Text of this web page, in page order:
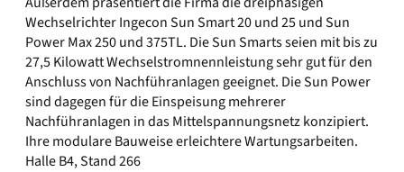
Wechselrichter Ingecon Sun Smart 20 und 25 und Sun
Power Max 250 und 375TL. Die Sun Smarts seien mit bis zu
27,5 Kilowatt Wechselstromnennleistung sehr gut für den
Anschluss von Nachführanlagen geeignet. Die Sun Power
sind dagegen für die Einspeisung mehrerer
Nachführanlagen in das Mittelspannungsnetz konzipiert.
Ihre modulare Bauweise erleichtere Wartungsarbeiten.
Halle B4, Stand 266